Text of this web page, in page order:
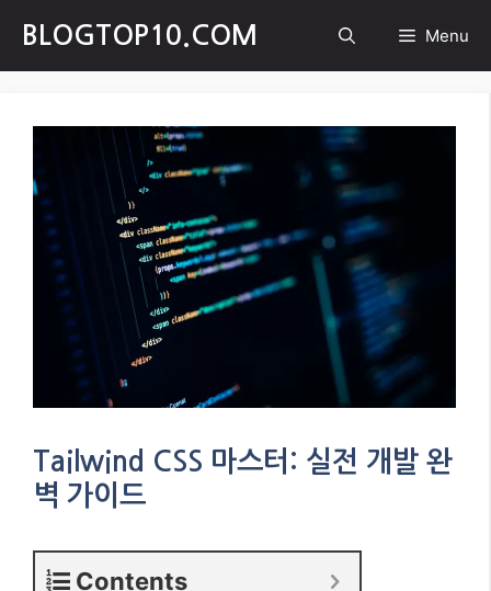
content
BLOGTOP10.COM Menu
Tailwind CSS 마스터: 실전 개발 완
벽 가이드
Contents